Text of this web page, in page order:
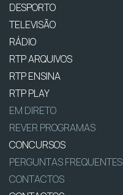
DESPORTO
TELEVISÃO
RÁDIO
RTP ARQUIVOS
RTP ENSINA
RTP PLAY
EM DIRETO
REVER PROGRAMAS
CONCURSOS
PERGUNTAS FREQUENTES
CONTACTOS